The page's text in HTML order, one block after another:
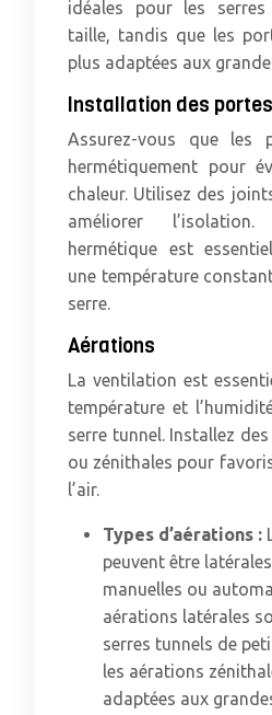
idéales pour les
taille, tandis que les
plus adaptées aux
Installation des portes
Assurez-vous que les
hermétiquement pour
chaleur. Utilisez des
améliorer
hermétique est
une température
serre.
Aérations
La ventilation est
température et
serre tunnel. Installez
ou zénithales pour
l’air.
Types d’aérations :
peuvent être
manuelles ou
aérations latérales
serres tunnels de
les aérations
adaptées aux